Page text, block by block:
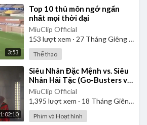
3:53
⁣Top 10 thủ môn ngớ ngẩn
nhất mọi thời đại
MiuClip Official
153 lượt xem · 27 Tháng Giêng 2025
Thể thao
1:02:10
⁣Siêu Nhân Đặc Mệnh vs. Siêu
Nhân Hải Tặc (Go-Busters vs.
Gokaiger) | Vietsub
MiuClip Official
1,395 lượt xem · 18 Tháng Giêng 2025
Phim và Hoạt hình